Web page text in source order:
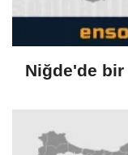
Niğde'de